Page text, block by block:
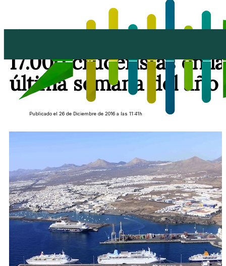
17.000 cruceristas en la
última semana del año
Publicado el 26 de Diciembre de 2016 a las 11:41h